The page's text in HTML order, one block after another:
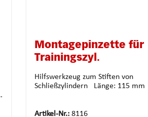
Montagepinzette für
Trainingszyl.
Hilfswerkzeug zum Stiften von
Artikel-Nr.: 8116